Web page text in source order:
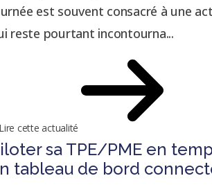
est souvent consacré à une
reste pourtant incontourna...
cette actualité
sa TPE/PME en
tableau de bord